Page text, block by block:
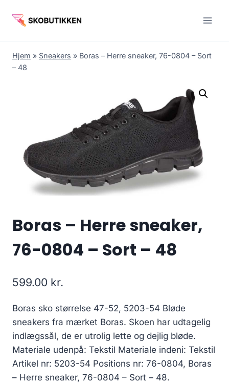
Hjem » Sneakers » Boras – Herre sneaker, 76-0804 – Sort
– 48
Boras – Herre sneaker,
76-0804 – Sort – 48
599.00 kr.
Boras sko størrelse 47-52, 5203-54 Bløde
sneakers fra mærket Boras. Skoen har udtagelig
indlægssål, de er utrolig lette og dejlig bløde.
Materiale udenpå: Tekstil Materiale indeni: Tekstil
Artikel nr: 5203-54 Positions nr: 76-0804, Boras
– Herre sneaker, 76-0804 – Sort – 48.